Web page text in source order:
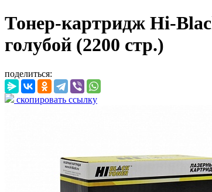
Тонер-картридж Hi-
голубой (2200 стр.)
поделиться:
скопировать ссылку